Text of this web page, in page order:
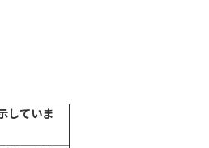
していま